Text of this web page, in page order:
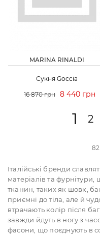
MARINA RINALDI
Сукня Goccia
16 870 грн 8 440 грн
1 2
Італійські бренди
матеріалів та фурнітури,
тканин, таких як шовк,
приємні до тіла, але й
втрачають колір після
завжди йдуть в ногу з
фасони, що поєднують в